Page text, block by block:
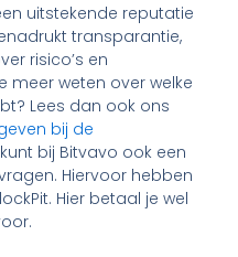
uitstekende reputatie
transparantie,
risico’s en
meer weten over welke
Lees dan ook ons
bij de
bij Bitvavo ook een
Hiervoor hebben
Hier betaal je wel